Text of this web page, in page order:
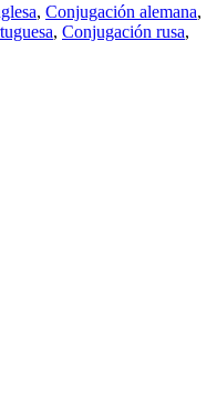
, Conjugación alemana,
, Conjugación rusa,